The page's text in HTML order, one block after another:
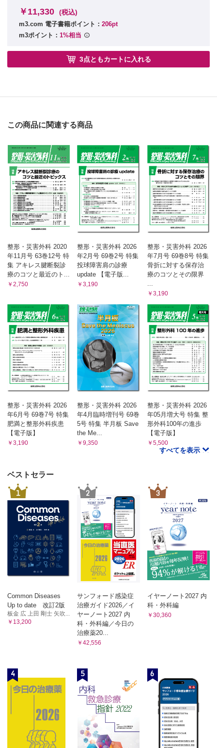
￥11,330 (税込)
m3.com 電子書籍ポイント： 206pt
m3ポイント： 1%相当
3点ともカートに入れる
この商品に関連する商品
整形・災害外科 2020
年11月号 63巻12号 特
集 アキレス腱断裂診
療のコツと最近のト...
￥2,750
整形・災害外科 2026
年2月号 69巻2号 特集
投球障害肩の診療
update 【電子版...
￥3,190
整形・災害外科 2026
年7月号 69巻8号 特集
骨折に対する保存治
療のコツとその限界
￥3,190
整形・災害外科 2026
年6月号 69巻7号 特集
肥満と整形外科疾患
【電子版】
￥3,190
整形・災害外科 2026
年4月臨時増刊号 69巻
5号 特集 半月板 Save
the Me...
￥9,350
整形・災害外科 2026
年05月増大号 特集 整
形外科100年の進歩
【電子版】
￥5,500
すべてを表示
ベストセラー
1
Common Diseases
Up to date 改訂2版
板金 広 上田 剛士 矢吹...
￥13,200
2
サンフォード感染症
治療ガイド2026／イ
ヤーノート2027 内
科・外科編／今日の
治療薬20...
￥42,556
3
イヤーノート2027 内
科・外科編
￥30,360
4 5 6